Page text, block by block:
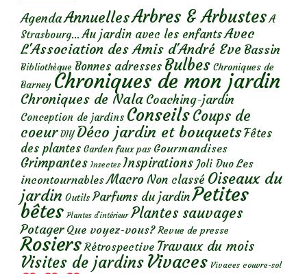
AgendaAnnuellesArbres & Arbustes A
Strasbourg... Au jardin avec les enfantsAvec
L'Association des Amis d'André Eve Bassin
Bibliothèque Bonnes adresses Bulbes Chroniques de
Barney Chroniques de mon jardin
Chroniques de Nala Coaching-jardin
Conception de jardins ConseilsCoups de
coeur DIY Déco jardin et bouquetsFêtes
des plantes Garden faux pas Gourmandises
Grimpantes Insectes Inspirations Joli Duo Les
incontournables Macro Non classé Oiseaux du
jardin Outils Parfums du jardinPetites
bêtes Plantes d’intérieur Plantes sauvages
Potager Que voyez-vous? Revue de presse
Rosiers Rétrospective Travaux du mois
Visites de jardins Vivaces Vivaces couvre-sol